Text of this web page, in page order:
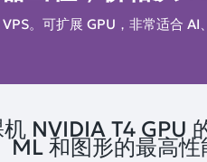
。可扩展 GPU，非常适合 AI
NVIDIA T4 GPU
ML 和图形的最高性